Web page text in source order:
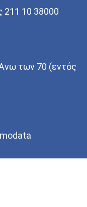
211 10 38000
των 70 (εντός